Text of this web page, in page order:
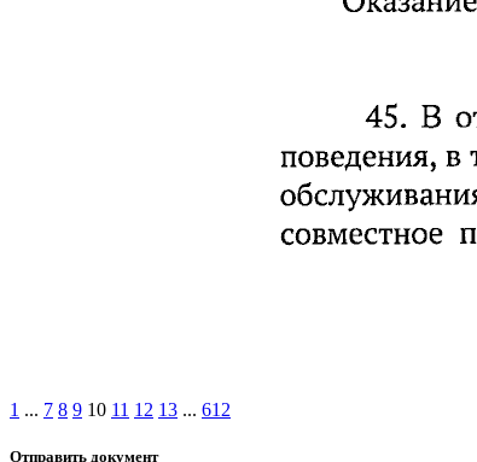
1 ... 7 8 9 10 11 12 13 ... 612
Отправить документ